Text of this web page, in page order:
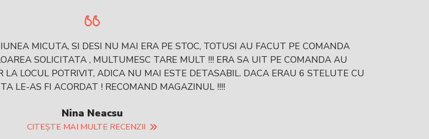
MICUTA, SI DESI NU MAI ERA PE STOC, TOTUSI AU FACUT PE COMANDA
SOLICITATA , MULTUMESC TARE MULT !!! ERA SA UIT PE COMANDA AU
LOCUL POTRIVIT, ADICA NU MAI ESTE DETASABIL. DACA ERAU 6 STELUTE CU
LE-AS FI ACORDAT ! RECOMAND MAGAZINUL !!!!
Nina Neacsu
CITEȘTE MAI MULTE RECENZII